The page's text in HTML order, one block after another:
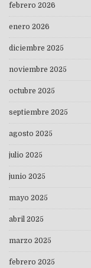
febrero 2026
enero 2026
diciembre 2025
noviembre 2025
octubre 2025
septiembre 2025
agosto 2025
julio 2025
junio 2025
mayo 2025
abril 2025
marzo 2025
febrero 2025